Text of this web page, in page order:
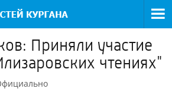
Приняли участие
чтениях"